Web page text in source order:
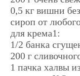
0,5 кг вишни
сироп от
для крема1:
1/2 банка
200 г
1 пачка халвы